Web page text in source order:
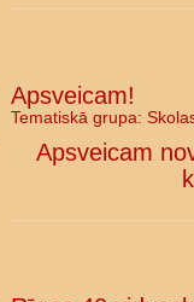
Apsveicam!
Tematiskā grupa:
Apsveicam